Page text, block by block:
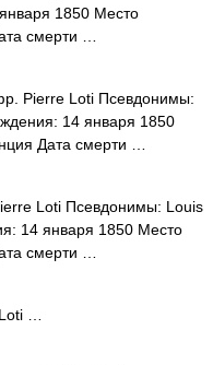
1850 Место
смерти …
Pierre Loti Псевдонимы:
14 января 1850
Дата смерти …
Loti Псевдонимы: Louis
14 января 1850 Место
смерти …
…